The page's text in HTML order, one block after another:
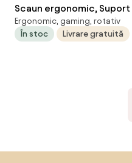
Scaun ergonomic, Suport
Zone Dinamice, Spătar
inaltime, cotiere 3D,
Ergonomic, gaming, rotativ
În stoc
Livrare gratuită